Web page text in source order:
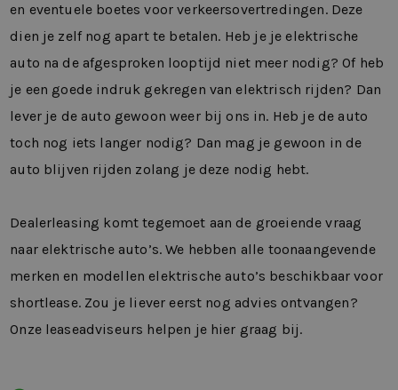
en eventuele boetes voor verkeersovertredingen. Deze
dien je zelf nog apart te betalen. Heb je je elektrische
auto na de afgesproken looptijd niet meer nodig? Of heb
je een goede indruk gekregen van elektrisch rijden? Dan
lever je de auto gewoon weer bij ons in. Heb je de auto
toch nog iets langer nodig? Dan mag je gewoon in de
auto blijven rijden zolang je deze nodig hebt.
Dealerleasing komt tegemoet aan de groeiende vraag
naar elektrische auto’s. We hebben alle toonaangevende
merken en modellen elektrische auto’s beschikbaar voor
shortlease. Zou je liever eerst nog advies ontvangen?
Onze leaseadviseurs helpen je hier graag bij.